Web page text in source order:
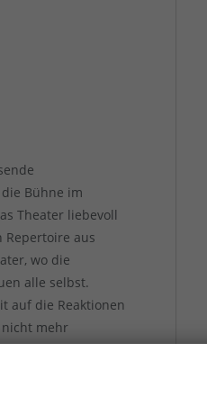
Bühne im
Theater liebevoll
aus
wo die
alle selbst.
auf die Reaktionen
nicht mehr
ab